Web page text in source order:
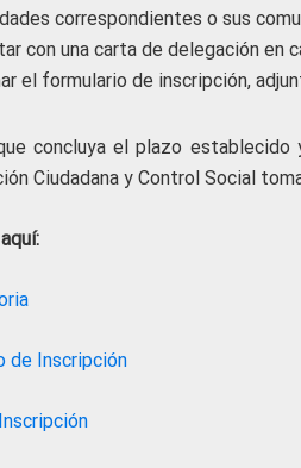
correspondientes o sus
con una carta de delegación en
el formulario de inscripción,
concluya el plazo
Ciudadana y Control Social
de Inscripción